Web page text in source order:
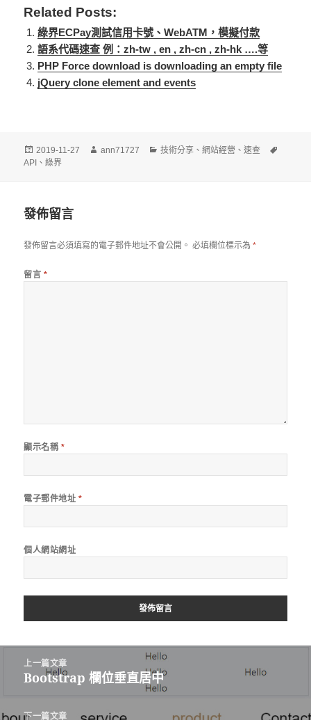
Related Posts:
綠界ECPay測試信用卡號、WebATM，模擬付款
語系代碼速查 例：zh-tw , en , zh-cn , zh-hk ….等
PHP Force download is downloading an empty file
jQuery clone element and events
發
佈
2019-11-27
作
ann71727
分
技術分享 、網站經營 、速查
API 、綠界
發佈留言
發佈留言必須填寫的電子郵件地址不會公開。 必填欄位標示為*
留言 *
顯示名稱 *
電子郵件地址 *
個人網站網址
上一篇文章
上
篇
Bootstrap 欄位垂直居中
下一篇文章